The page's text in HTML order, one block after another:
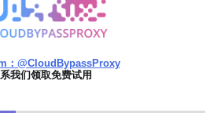
：@CloudBypassProxy
我们领取免费试用